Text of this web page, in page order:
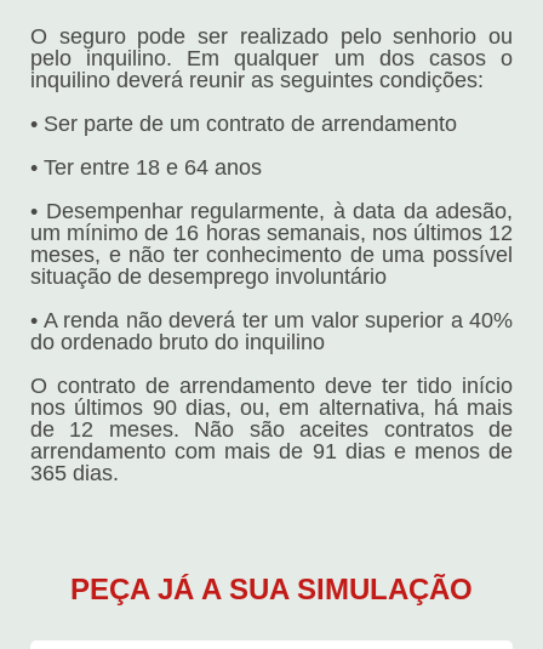
O seguro pode ser realizado pelo senhorio ou
pelo inquilino. Em qualquer um dos casos o
inquilino deverá reunir as seguintes condições:
• Ser parte de um contrato de arrendamento
• Ter entre 18 e 64 anos
• Desempenhar regularmente, à data da adesão,
um mínimo de 16 horas semanais, nos últimos 12
meses, e não ter conhecimento de uma possível
situação de desemprego involuntário
• A renda não deverá ter um valor superior a 40%
do ordenado bruto do inquilino
O contrato de arrendamento deve ter tido início
nos últimos 90 dias, ou, em alternativa, há mais
de 12 meses. Não são aceites contratos de
arrendamento com mais de 91 dias e menos de
365 dias.
PEÇA JÁ A SUA SIMULAÇÃO